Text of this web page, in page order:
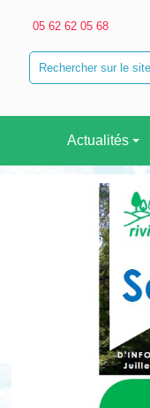
05 62 62 05 68
Actualités